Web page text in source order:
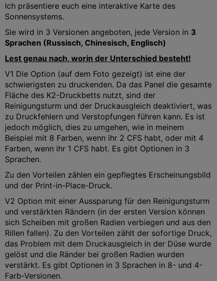
Ich präsentiere euch eine interaktive Karte des
Sonnensystems.
Sie wird in 3 Versionen angeboten, jede Version in 3
Sprachen (Russisch, Chinesisch, Englisch)
Lest genau nach, worin der Unterschied besteht!
V1 Die Option (auf dem Foto gezeigt) ist eine der
schwierigsten zu druckenden. Da das Panel die gesamte
Fläche des K2-Druckbetts nutzt, sind der
Reinigungsturm und der Druckausgleich deaktiviert, was
zu Druckfehlern und Verstopfungen führen kann. Es ist
jedoch möglich, dies zu umgehen, wie in meinem
Beispiel mit 8 Farben, wenn ihr 2 CFS habt, oder mit 4
Farben, wenn ihr 1 CFS habt. Es gibt Optionen in 3
Sprachen.
Zu den Vorteilen zählen ein gepflegtes Erscheinungsbild
und der Print-in-Place-Druck.
V2 Option mit einer Aussparung für den Reinigungsturm
und verstärkten Rändern (in der ersten Version können
sich Scheiben mit großen Radien verbiegen und aus den
Rillen fallen). Zu den Vorteilen zählt der sofortige Druck,
das Problem mit dem Druckausgleich in der Düse wurde
gelöst und die Ränder bei großen Radien wurden
verstärkt. Es gibt Optionen in 3 Sprachen in 8- und 4-
Farb-Versionen.